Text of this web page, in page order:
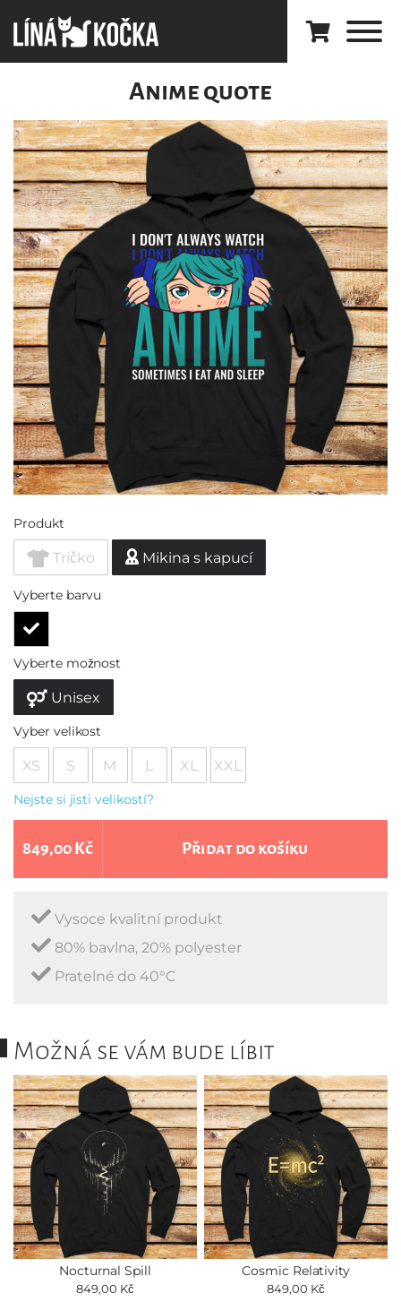
Anime quote
Produkt
Tričko Mikina s kapucí
Vyberte barvu
Vyberte možnost
Unisex
Vyber velikost
XS S M L XL XXL
Nejste si jisti velikostí?
849,00 Kč Přidat do košíku
Vysoce kvalitní produkt
80% bavlna, 20% polyester
Pratelné do 40°C
Možná se vám bude líbit
Nocturnal Spill
849,00 Kč
Cosmic Relativity
849,00 Kč